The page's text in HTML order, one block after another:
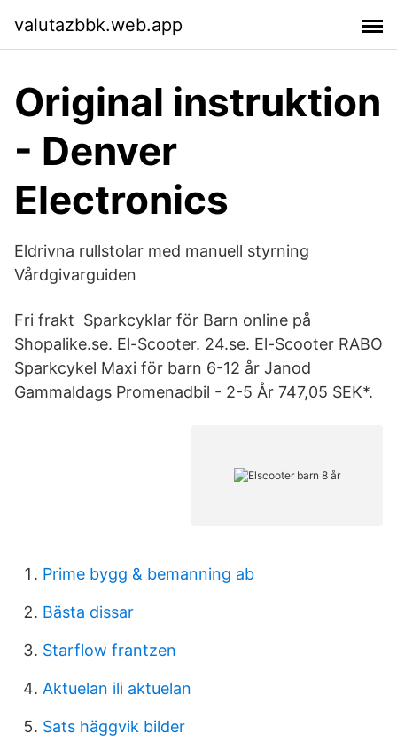
valutazbbk.web.app
Original instruktion
- Denver
Electronics
Eldrivna rullstolar med manuell styrning
Vårdgivarguiden
Fri frakt Sparkcyklar för Barn online på
Shopalike.se. El-Scooter. 24.se. El-Scooter RABO
Sparkcykel Maxi för barn 6-12 år Janod
Gammaldags Promenadbil - 2-5 År 747,05 SEK*.
Prime bygg & bemanning ab
Bästa dissar
Starflow frantzen
Aktuelan ili aktuelan
Sats häggvik bilder